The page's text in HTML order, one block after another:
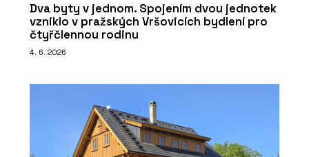
Dva byty v jednom. Spojením dvou jednotek
vzniklo v pražských Vršovicích bydlení pro
čtyřčlennou rodinu
4. 6. 2026